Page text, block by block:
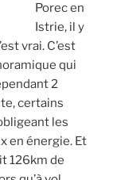
Porec en
Istrie, il y
vrai. C’est
qui
2
certains
les
en énergie. Et
126km de